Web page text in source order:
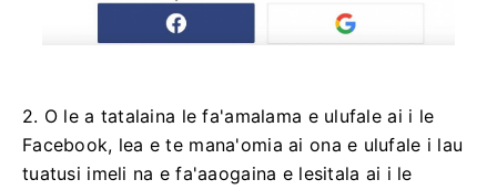
2. O le a tatalaina le fa'amalama e ulufale ai i le
Facebook, lea e te mana'omia ai ona e ulufale i lau
tuatusi imeli na e fa'aaogaina e lesitala ai i le